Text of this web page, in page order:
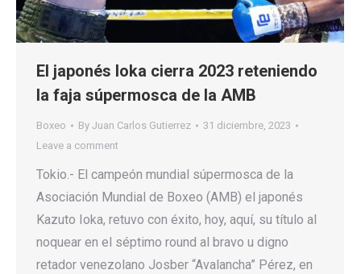
El japonés Ioka cierra 2023 reteniendo
la faja súpermosca de la AMB
Boxeo By Juan Carlos Gutierrez
31 diciembre, 2023
Leave a comment
Tokio.- El campeón mundial súpermosca de la
Asociación Mundial de Boxeo (AMB) el japonés
Kazuto Ioka, retuvo con éxito, hoy, aquí, su título al
noquear en el séptimo round al bravo u digno
retador venezolano Josber “Avalancha” Pérez, en